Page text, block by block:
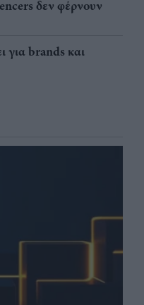
δεν φέρνουν
για brands και